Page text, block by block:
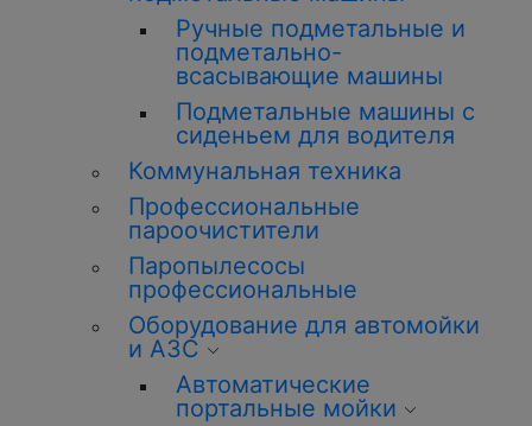
Ручные подметальные и
подметально-
всасывающие машины
Подметальные машины с
сиденьем для водителя
Коммунальная техника
Профессиональные
пароочистители
Паропылесосы
профессиональные
Оборудование для автомойки
и АЗС
Автоматические
портальные мойки